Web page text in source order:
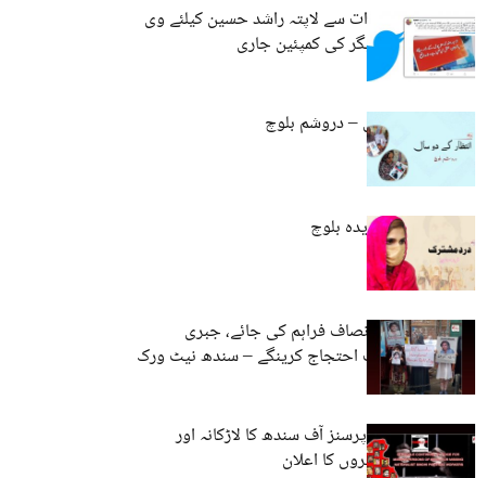
متحدہ عرب امارات سے لاپتہ راشد حسین کیلئے وی
بی ایم پی اور دیگر کی کمپئین جاری
انتظار کے دو سال – دروشم بلوچ
دردِ مشترک – فریدہ بلوچ
راشد حسین کو انصاف فراہم کی جائے، جبری
گمشدگی کیخلاف احتجاج کرینگے – سندھ نیٹ ورک
وائس فار مسنگ پرسنز آف سندھ کا لاڑکانہ اور
کراچی میں مظاہروں کا اعلان